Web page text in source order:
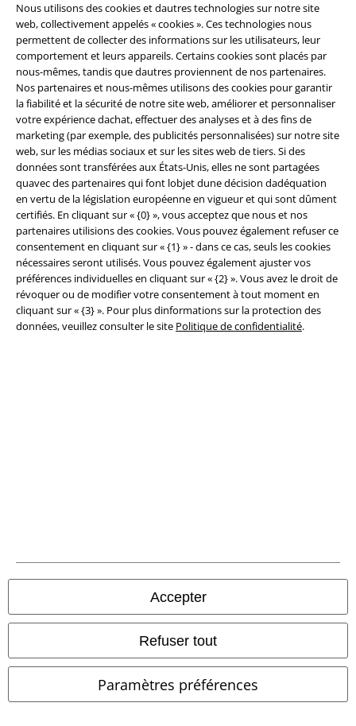
Nous utilisons des cookies et dautres technologies sur notre site
web, collectivement appelés « cookies ». Ces technologies nous
permettent de collecter des informations sur les utilisateurs, leur
comportement et leurs appareils. Certains cookies sont placés par
nous-mêmes, tandis que dautres proviennent de nos partenaires.
Nos partenaires et nous-mêmes utilisons des cookies pour garantir
la fiabilité et la sécurité de notre site web, améliorer et personnaliser
votre expérience dachat, effectuer des analyses et à des fins de
marketing (par exemple, des publicités personnalisées) sur notre site
web, sur les médias sociaux et sur les sites web de tiers. Si des
données sont transférées aux États-Unis, elles ne sont partagées
quavec des partenaires qui font lobjet dune décision dadéquation
en vertu de la législation européenne en vigueur et qui sont dûment
certifiés. En cliquant sur « {0} », vous acceptez que nous et nos
partenaires utilisions des cookies. Vous pouvez également refuser ce
consentement en cliquant sur « {1} » - dans ce cas, seuls les cookies
nécessaires seront utilisés. Vous pouvez également ajuster vos
préférences individuelles en cliquant sur « {2} ». Vous avez le droit de
révoquer ou de modifier votre consentement à tout moment en
cliquant sur « {3} ». Pour plus dinformations sur la protection des
données, veuillez consulter le site Politique de confidentialité.
Accepter
Refuser tout
Paramètres préférences
Communauté
Méthodes de paiement
ses avantages et de toutes ses fonctionnalités.
A Warner Music Group Company